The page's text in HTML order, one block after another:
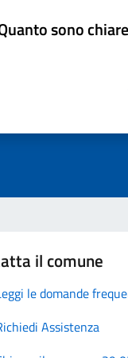
sono
il comune
le domande
Assistenza